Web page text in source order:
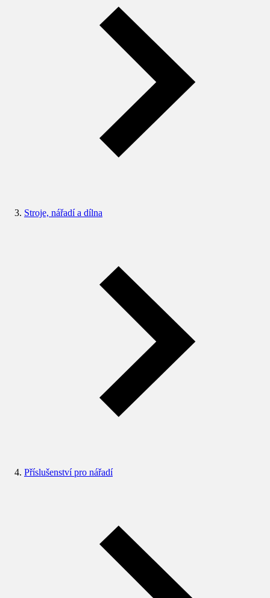
Stroje, nářadí a dílna
Příslušenství pro nářadí